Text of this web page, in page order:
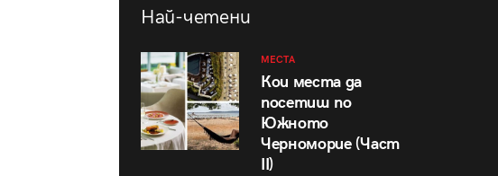
Най-четени
МЕСТА
Кои места да
посетиш по
Южното
Черноморие (Част
II)